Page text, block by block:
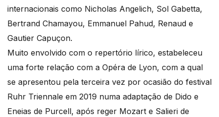
internacionais como Nicholas Angelich, Sol Gabetta,
Bertrand Chamayou, Emmanuel Pahud, Renaud e
Gautier Capuçon.
Muito envolvido com o repertório lírico, estabeleceu
uma forte relação com a Opéra de Lyon, com a qual
se apresentou pela terceira vez por ocasião do festival
Ruhr Triennale em 2019 numa adaptação de Dido e
Eneias de Purcell, após reger Mozart e Salieri de